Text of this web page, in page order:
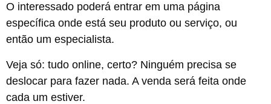
O interessado poderá entrar em uma página
específica onde está seu produto ou serviço, ou
então um especialista.
Veja só: tudo online, certo? Ninguém precisa se
deslocar para fazer nada. A venda será feita onde
cada um estiver.